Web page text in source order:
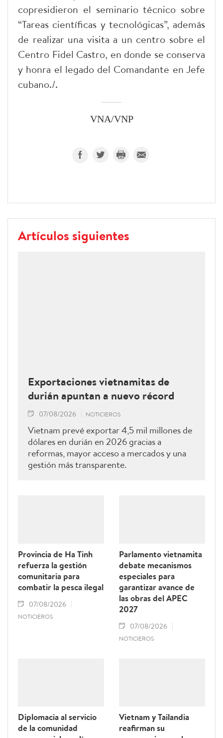
copresidieron el seminario técnico sobre
“Tareas científicas y tecnológicas”, además
de realizar una visita a un centro sobre el
Centro Fidel Castro, en donde se conserva
y honra el legado del Comandante en Jefe
cubano./.
VNA/VNP
Artículos siguientes
Exportaciones vietnamitas de
durián apuntan a nuevo récord
07/08/2026 NOTICIEROS
Vietnam prevé exportar 4,5 mil millones de
dólares en durián en 2026 gracias a
reformas, mayor acceso a mercados y una
gestión más transparente.
Provincia de Ha Tinh
refuerza la gestión
comunitaria para
combatir la pesca ilegal
07/08/2026
NOTICIEROS
Parlamento vietnamita
debate mecanismos
especiales para
garantizar avance de
las obras del APEC
2027
07/08/2026
NOTICIEROS
Diplomacia al servicio
de la comunidad
Vietnam y Tailandia
reafirman su